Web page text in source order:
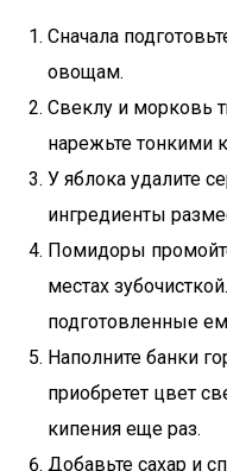
Сначала
овощам.
Свеклу и морковь
нарежьте тонкими
У яблока удалите
ингредиенты
Помидоры
местах
подготовленные
Наполните банки
приобретет цвет
кипения еще раз.
Добавьте сахар и